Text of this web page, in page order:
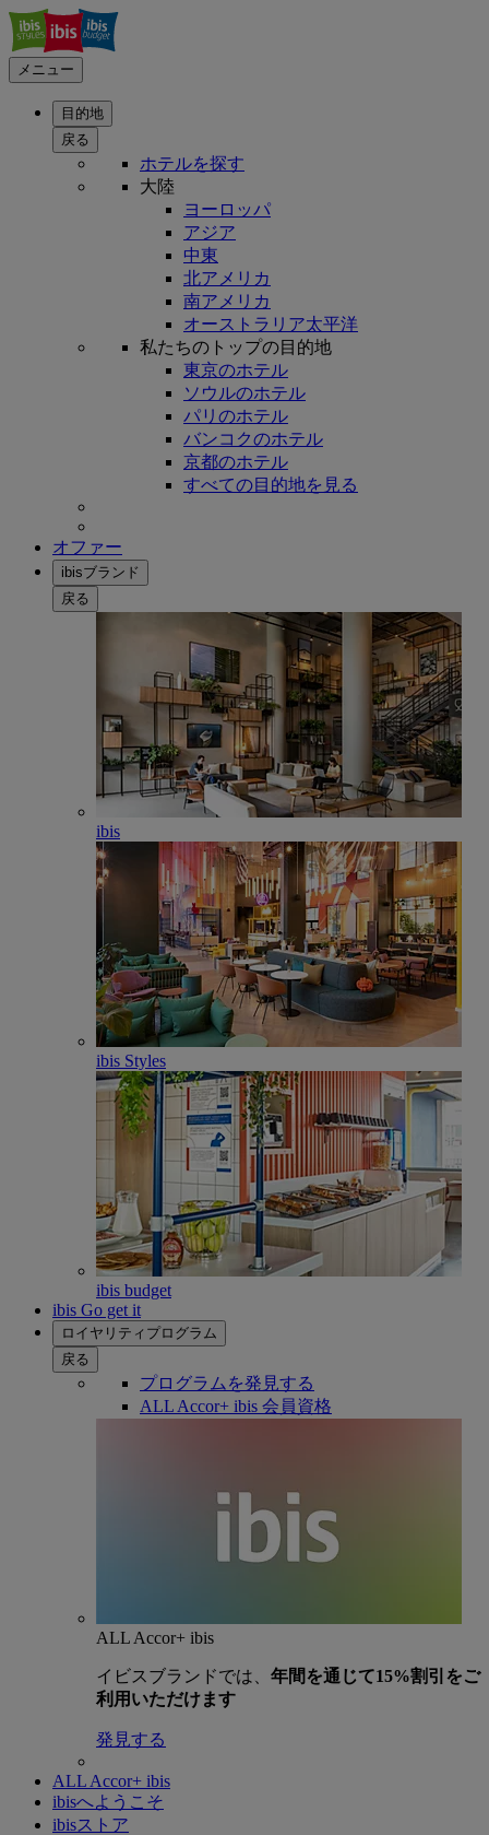
メニュー
目的地
戻る
ホテルを探す
大陸
ヨーロッパ
アジア
中東
北アメリカ
南アメリカ
オーストラリア太平洋
私たちのトップの目的地
東京のホテル
ソウルのホテル
パリのホテル
バンコクのホテル
京都のホテル
すべての目的地を見る
オファー
ibisブランド
戻る
ibis
ibis Styles
ibis budget
ibis Go get it
ロイヤリティプログラム
戻る
プログラムを発見する
ALL Accor+ ibis 会員資格
ALL Accor+ ibis
イビスブランドでは、 年間を通じて15%割引をご
利用いただけます
発見する
ALL Accor+ ibis
ibisへようこそ
ibisストア